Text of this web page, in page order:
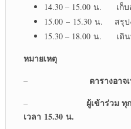
14.30 – 15.00 น. เก็
15.00 – 15.30 น. สรุ
15.30 – 18.00 น. เดิ
หมายเหตุ
– ตารางอา
– ผู้เข้าร่วม ทุ
เวลา 15.30 น.